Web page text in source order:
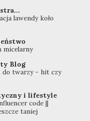
lawendy koło
micelarny
Blog
do twarzy - hit czy
i lifestyle
code ||
taniej